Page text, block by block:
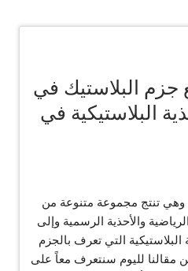
جزم البلاستيك في
البلاستيكية في
وهي تنتج مجموعة متنوعة من
والأحذية الرسمية وإلى
البلاستيكية التي تعرف بالجزم
مقالنا لليوم سنتعرف معاً على